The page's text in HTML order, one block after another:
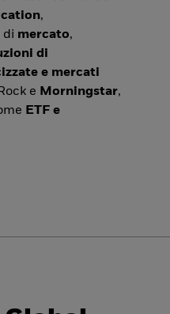
,
di mercato,
di
e mercati
e Morningstar,
ETF e